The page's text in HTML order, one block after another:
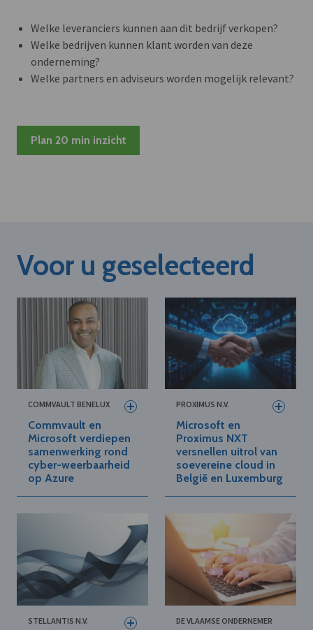
Welke leveranciers kunnen aan dit bedrijf verkopen?
Welke bedrijven kunnen klant worden van deze
onderneming?
Welke partners en adviseurs worden mogelijk relevant?
Plan 20 min inzicht
Voor u geselecteerd
COMMVAULT BENELUX
Commvault en
Microsoft verdiepen
samenwerking rond
cyber-weerbaarheid
op Azure
PROXIMUS N.V.
Microsoft en
Proximus NXT
versnellen uitrol van
soevereine cloud in
België en Luxemburg
STELLANTIS N.V. DE VLAAMSE ONDERNEMER